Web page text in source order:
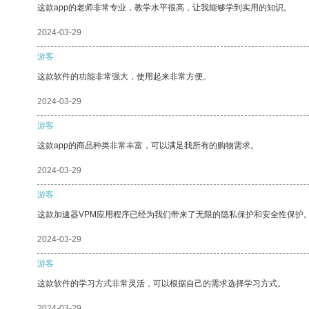
这款app的老师非常专业，教学水平很高，让我能够学到实用的知识。
2024-03-29
游客
这款软件的功能非常强大，使用起来非常方便。
2024-03-29
游客
这款app的商品种类非常丰富，可以满足我所有的购物需求。
2024-03-29
游客
这款加速器VPM应用程序已经为我们带来了无限的隐私保护和安全性保护
2024-03-29
游客
这款软件的学习方式非常灵活，可以根据自己的需求选择学习方式。